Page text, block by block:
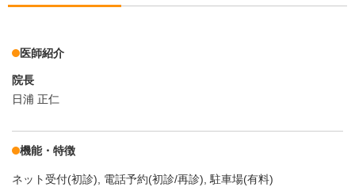
医師紹介
院長
日浦 正仁
機能・特徴
ネット受付(初診) 電話予約(初診/再診) 駐車場(有料)